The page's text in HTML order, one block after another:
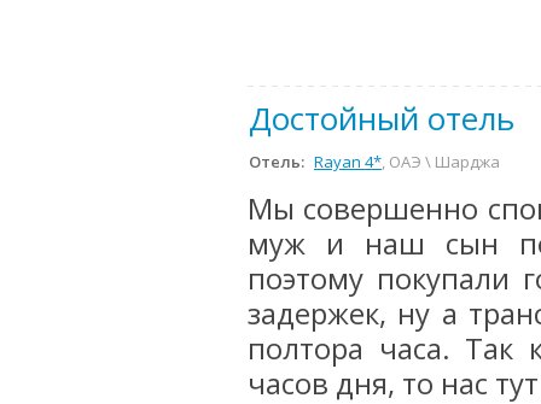
Достойный отель
Отель: Rayan 4*, ОАЭ \ Шарджа
Мы совершенно
муж и наш сын
поэтому покупали
задержек, ну а
полтора часа. Так
часов дня, то нас